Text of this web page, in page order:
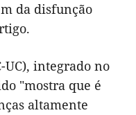
da disfunção
UC), integrado no
"mostra que é
altamente